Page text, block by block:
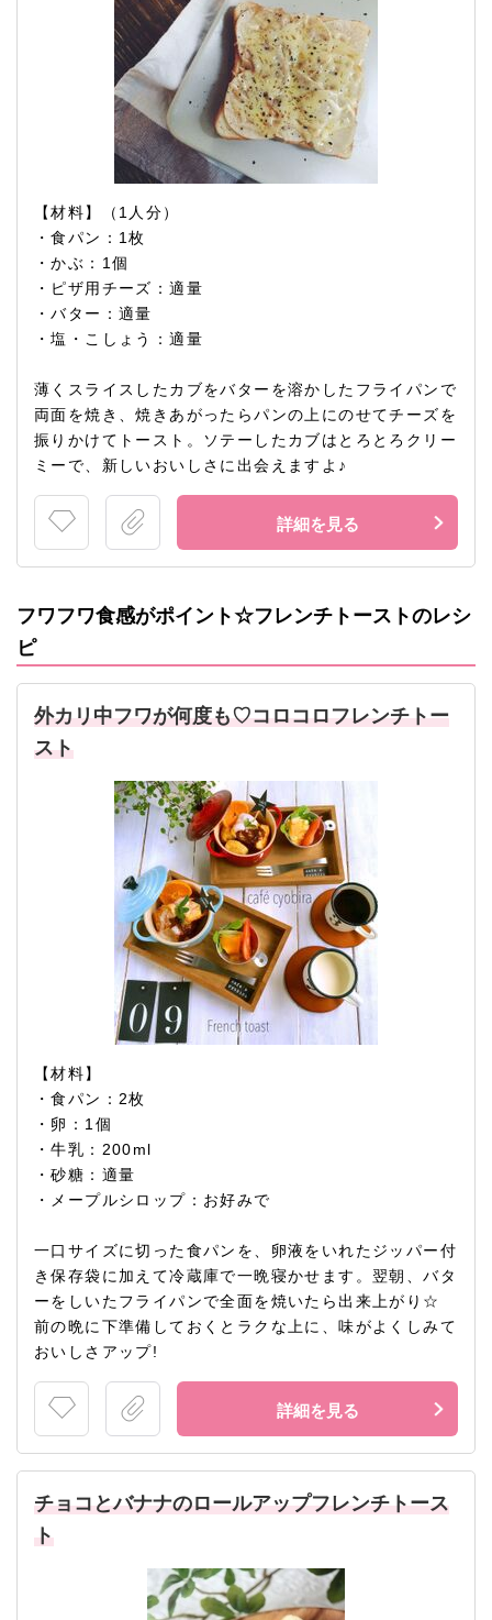
【材料】（1人分）
・食パン：1枚
・かぶ：1個
・ピザ用チーズ：適量
・バター：適量
・塩・こしょう：適量
薄くスライスしたカブをバターを溶かしたフライパンで
両面を焼き、焼きあがったらパンの上にのせてチーズを
振りかけてトースト。ソテーしたカブはとろとろクリー
ミーで、新しいおいしさに出会えますよ♪
詳細を見る
フワフワ食感がポイント☆フレンチトーストのレシ
ピ
外カリ中フワが何度も♡コロコロフレンチトー
スト
【材料】
・食パン：2枚
・卵：1個
・牛乳：200ml
・砂糖：適量
・メープルシロップ：お好みで
一口サイズに切った食パンを、卵液をいれたジッパー付
き保存袋に加えて冷蔵庫で一晩寝かせます。翌朝、バタ
ーをしいたフライパンで全面を焼いたら出来上がり☆
前の晩に下準備しておくとラクな上に、味がよくしみて
おいしさアップ!
詳細を見る
チョコとバナナのロールアップフレンチトース
ト